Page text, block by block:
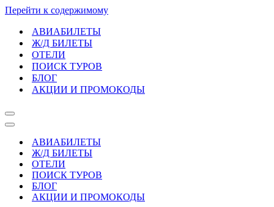
Перейти к содержимому
АВИАБИЛЕТЫ
Ж/Д БИЛЕТЫ
ОТЕЛИ
ПОИСК ТУРОВ
БЛОГ
АКЦИИ И ПРОМОКОДЫ
Меню
навигации
Меню
навигацииАВИАБИЛЕТЫ
Ж/Д БИЛЕТЫ
ОТЕЛИ
ПОИСК ТУРОВ
БЛОГ
АКЦИИ И ПРОМОКОДЫ